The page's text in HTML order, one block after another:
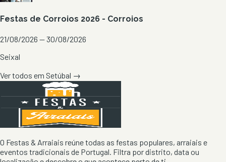
Festas de Corroios 2026 - Corroios
21/08/2026 — 30/08/2026
Seixal
Ver todos em Setúbal →
O Festas & Arraiais reúne todas as festas populares, arraiais e
eventos tradicionais de Portugal. Filtra por distrito, data ou